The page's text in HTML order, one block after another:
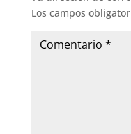
Los campos